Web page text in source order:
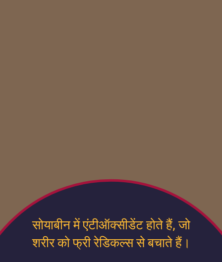
सोयाबीन में एंटीऑक्सीडेंट होते हैं, जो
शरीर को फ्री रेडिकल्स से बचाते हैं।